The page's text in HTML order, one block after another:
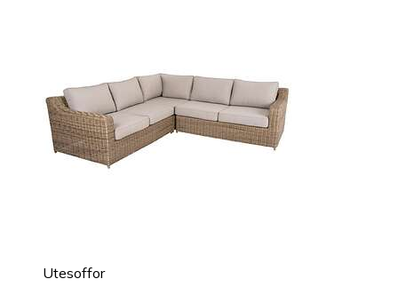
Utesoffor